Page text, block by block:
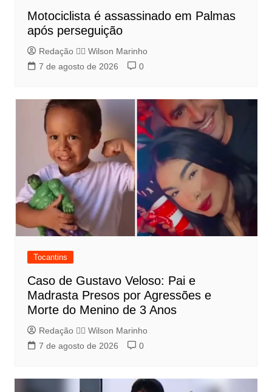
Motociclista é assassinado em Palmas
após perseguição
Redação 👨‍⚖️​ Wilson Marinho
7 de agosto de 2026
0
Tocantins
Caso de Gustavo Veloso: Pai e
Madrasta Presos por Agressões e
Morte do Menino de 3 Anos
Redação 👨‍⚖️​ Wilson Marinho
7 de agosto de 2026
0